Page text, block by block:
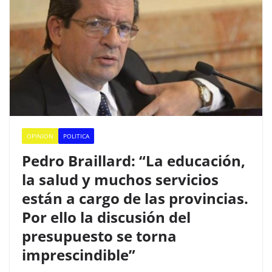
o
o
k
p
p
tir
OPINION POLITICA
Pedro Braillard: “La educación,
la salud y muchos servicios
están a cargo de las provincias.
Por ello la discusión del
presupuesto se torna
imprescindible”